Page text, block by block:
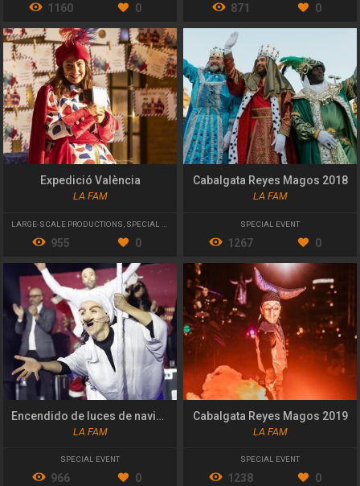
1160 0 871 0
Expedició València
LA FAM
LARGE-SCALE PRODUCTIONS SPECIAL EVENT
955 0
Cabalgata Reyes Magos 2018
LA FAM
SPECIAL EVENT
1267 0
Encendido de luces de navidad del Corte Inglés
LA FAM
SPECIAL EVENT
966 0
Cabalgata Reyes Magos 2019
LA FAM
SPECIAL EVENT
1238 0